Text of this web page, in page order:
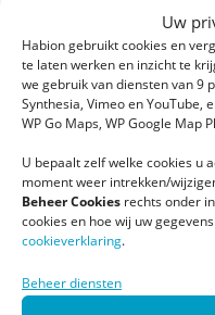
Uw
Habion gebruikt cookies en
te laten werken en inzicht te
we gebruik van diensten van 9
Synthesia, Vimeo en YouTube,
WP Go Maps, WP Google Map
U bepaalt zelf welke cookies u
moment weer intrekken/
Beheer Cookies rechts onder
cookies en hoe wij uw
cookieverklaring.
Beheer diensten
Derksen start als